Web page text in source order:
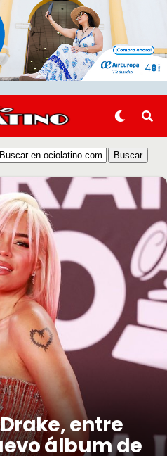
entre
álbum de